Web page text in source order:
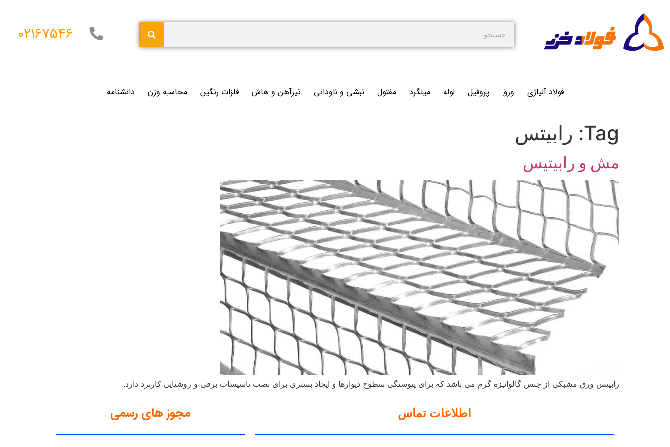
02167546
فولاد آلیاژی ورق پروفیل لوله میلگرد مفتول نبشی و ناودانی تیرآهن و هاش فلزات رنگین محاسبه وزن دانشنامه
Tag: رابیتس
مش و رابیتیس
رابیتس ورق مشبکی از جنس گالوانیزه گرم می باشد که برای پیوستگی سطوح دیوارها و ایجاد بستری برای نصب تاسیسات برقی و روشنایی کاربرد دارد.
اطلاعات تماس مجوز های رسمی